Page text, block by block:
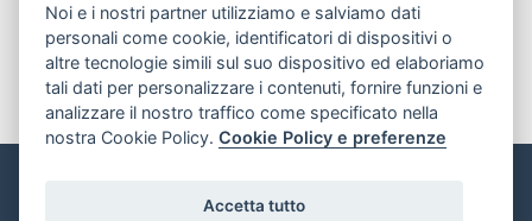
Informativa Privacy
Noi e i nostri partner utilizziamo e salviamo dati
personali come cookie, identificatori di dispositivi o
altre tecnologie simili sul suo dispositivo ed elaboriamo
tali dati per personalizzare i contenuti, fornire funzioni e
analizzare il nostro traffico come specificato nella
nostra Cookie Policy.Cookie Policy e preferenze
Accetta tutto